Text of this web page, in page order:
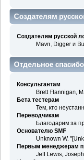
Создателям
Создателям русской
Mavn, Digger и
Отдельное спасибо
Консультантам
Brett Flannigan,
Бета тестерам
Тем, кто
Переводчикам
Благодарим за
Основателю SMF
Unknown W.
Первым менеджерам
Jeff Lewis,